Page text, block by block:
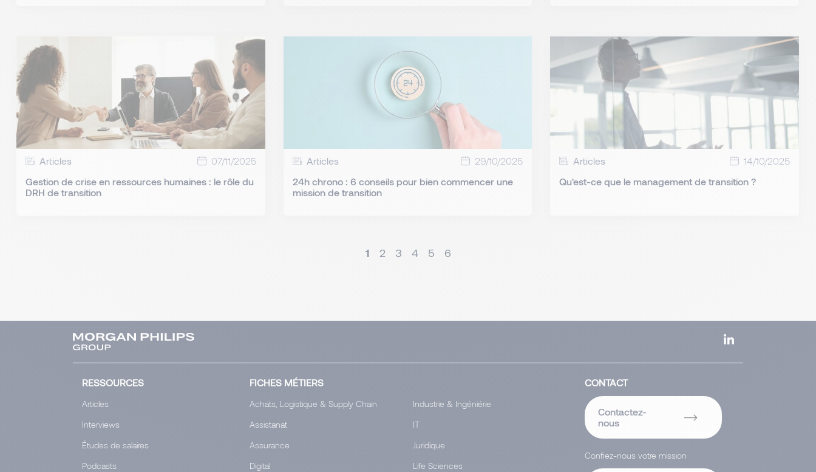
Articles
07/11/2025
Gestion de crise en ressources humaines : le rôle du
DRH de transition
Articles
29/10/2025
24h chrono : 6 conseils pour bien commencer une
mission de transition
Articles
14/10/2025
Qu'est-ce que le management de transition ?
1 2 3 4 5 6
RESSOURCES
Articles
Interviews
Études de salaires
Podcasts
FICHES MÉTIERS
Achats, Logistique & Supply Chain
Assistanat
Assurance
Digital
Industrie & Ingéniérie
IT
Juridique
Life Sciences
CONTACT
Contactez-
nous
Confiez-nous votre mission